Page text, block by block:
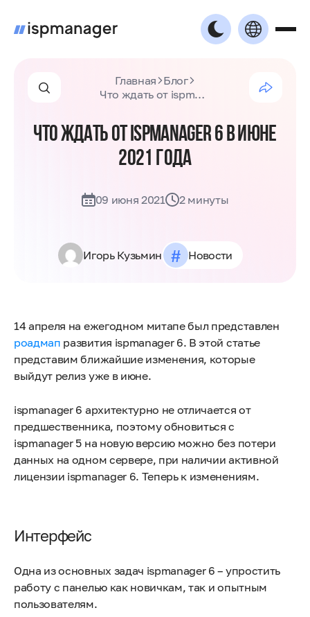
Главная Блог
Что ждать от ispmanager 6 в июне 2021 года
ЧТО ЖДАТЬ ОТ ISPMANAGER 6 В ИЮНЕ
2021 ГОДА
09 июня 2021 2 минуты
Игорь Кузьмин # Новости
14 апреля на ежегодном митапе был представлен
роадмап развития ispmanager 6. В этой статье
представим ближайшие изменения, которые
выйдут релиз уже в июне.
ispmanager 6 архитектурно не отличается от
предшественника, поэтому обновиться с
ispmanager 5 на новую версию можно без потери
данных на одном сервере, при наличии активной
лицензии ispmanager 6. Теперь к изменениям.
Интерфейс
Одна из основных задач ispmanager 6 – упростить
работу с панелью как новичкам, так и опытным
пользователям.